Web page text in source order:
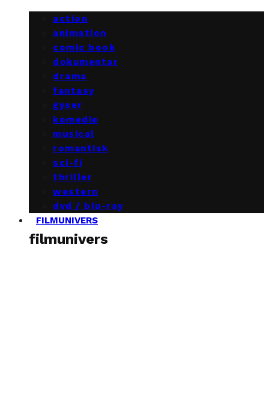
action
animation
comic book
dokumentar
drama
fantasy
gyser
komedie
musical
romantisk
sci-fi
thriller
western
dvd / blu-ray
FILMUNIVERS
filmunivers